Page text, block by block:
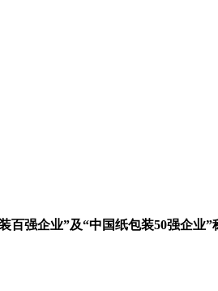
百强企业”及“中国纸包装50强企业”